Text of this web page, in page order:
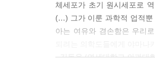
그러나 과학자의 길도 순탄
뒤져가며 30~40통을 닥치는
연고가 없어서, 실험 쥐들
체세포가 초기 원시세포로
(…) 그가 이룬 과학적 업적뿐
아는 여유와 겸손함은 우리
- 김동욱 (연세대학교 의과대